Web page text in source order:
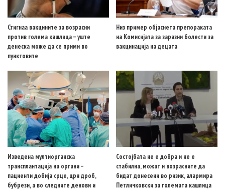
Стигнаа вакцините за возрасни
против голема кашлица – уште
денеска може да се прими во
пунктовите
Низ пример објаснета препораката
на Комисијата за заразни болести за
вакцинација на децата
Изведена мултиорганска
трансплантација на органи –
пациенти добија срце, црн дроб,
бубрези, а во следните денови и
Состојбата не е добра и не е
стабилна, можат и возрасните да
бидат донесени во ризик, алармира
Петличковски за големата кашлица